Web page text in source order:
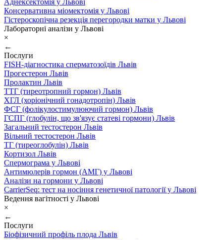
Аднексектомія у Львові
Консервативна міомектомія у Львові
Гістероскопічна резекція перегородки матки у Львові
Лабораторні аналізи у Львові
×
←
Послуги
FISH-діагностика сперматозоїдів Львів
Прогестерон Львів
Пролактин Львів
ТТГ (тиреотропний гормон) Львів
ХГЛ (хоріонічний гонадотропін) Львів
ФСГ (фолікулостимулюючий гормон) Львів
ГСПГ (глобулін, що зв'язує статеві гормони) Львів
Загальний тестостерон Львів
Вільний тестостерон Львів
ТГ (тиреоглобулін) Львів
Кортизол Львів
Спермограма у Львові
Антимюлерів гормон (АМГ) у Львові
Аналізи на гормони у Львові
CarrierSeq: тест на носіння генетичної патології у Львові
Ведення вагітності у Львові
×
←
Послуги
Біофізичний профіль плода Львів